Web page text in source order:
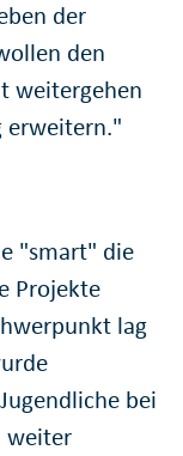
der
den
weitergehen
erweitern."
"smart" die
Projekte
lag
bei
weiter